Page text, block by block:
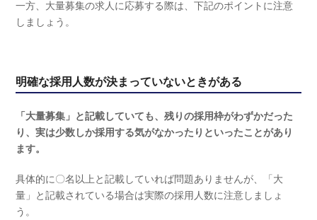
一方、大量募集の求人に応募する際は、下記のポイントに注意
しましょう。
明確な採用人数が決まっていないときがある
「大量募集」と記載していても、残りの採用枠がわずかだった
り、実は少数しか採用する気がなかったりといったことがあり
ます。
具体的に〇名以上と記載していれば問題ありませんが、「大
量」と記載されている場合は実際の採用人数に注意しましょ
う。